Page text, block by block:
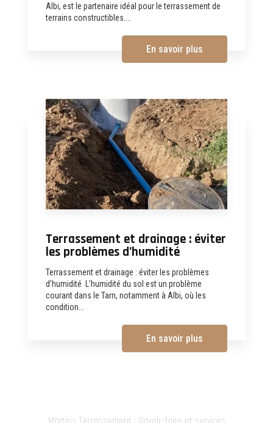
Albi, est le partenaire idéal pour le terrassement de
terrains constructibles....
En savoir plus
Terrassement et drainage : éviter
les problèmes d’humidité
Terrassement et drainage : éviter les problèmes
d’humidité L’humidité du sol est un problème
courant dans le Tarn, notamment à Albi, où les
condition...
En savoir plus